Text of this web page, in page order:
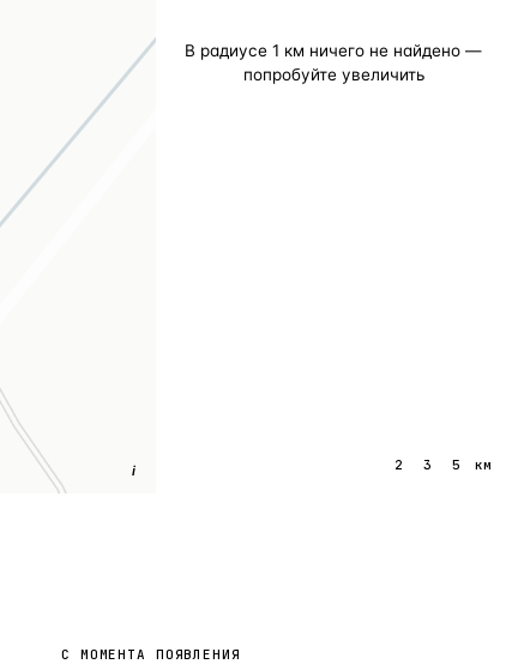
i
В радиусе 1 км ничего не найдено —
попробуйте увеличить
2 3 5 км
С МОМЕНТА ПОЯВЛЕНИЯ